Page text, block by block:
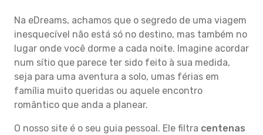
Na eDreams, achamos que o segredo de uma viagem
inesquecível não está só no destino, mas também no
lugar onde você dorme a cada noite. Imagine acordar
num sítio que parece ter sido feito à sua medida,
seja para uma aventura a solo, umas férias em
família muito queridas ou aquele encontro
romântico que anda a planear.
O nosso site é o seu guia pessoal. Ele filtra centenas